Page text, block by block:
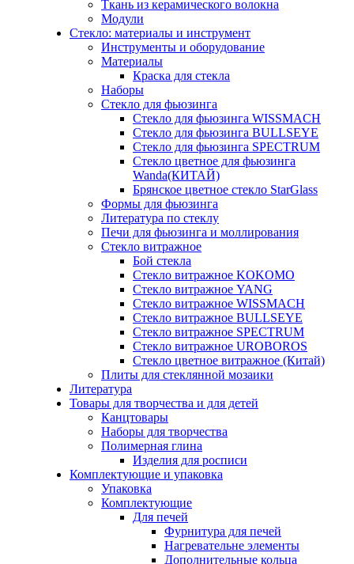
Ткань из керамического волокна
Модули
Стекло: материалы и инструмент
Инструменты и оборудование
Материалы
Краска для стекла
Наборы
Стекло для фьюзинга
Стекло для фьюзинга WISSMACH
Стекло для фьюзинга BULLSEYE
Стекло для фьюзинга SPECTRUM
Стекло цветное для фьюзинга
Wanda(КИТАЙ)
Брянское цветное стекло StarGlass
Формы для фьюзинга
Литература по стеклу
Печи для фьюзинга и моллирования
Стекло витражное
Бой стекла
Стекло витражное KOKOMO
Стекло витражное YANG
Стекло витражное WISSMACH
Стекло витражное BULLSEYE
Стекло витражное SPECTRUM
Стекло витражное UROBOROS
Стекло цветное витражное (Китай)
Плиты для стеклянной мозаики
Литература
Товары для творчества и для детей
Канцтовары
Наборы для творчества
Полимерная глина
Изделия для росписи
Комплектующие и упаковка
Упаковка
Комплектующие
Для печей
Фурнитура для печей
Нагревательне элементы
Дополнительные кольца